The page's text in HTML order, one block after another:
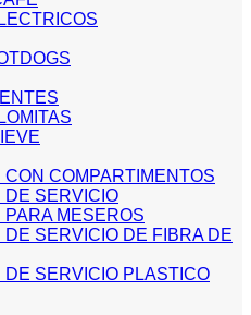
COMPARTIMENTOS
SERVICIO
MESEROS
SERVICIO DE FIBRA DE
SERVICIO PLASTICO